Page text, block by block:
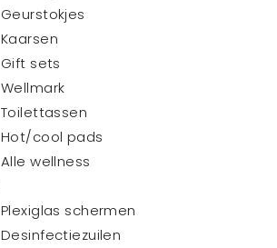
Geurstokjes
Kaarsen
Gift sets
Wellmark
Toilettassen
Hot/cool pads
Alle wellness
Plexiglas schermen
Desinfectiezuilen